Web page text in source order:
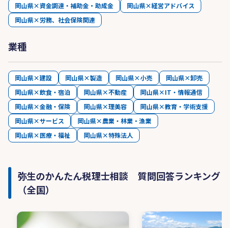
岡山県×資金調達・補助金・助成金
岡山県×経営アドバイス
岡山県×労務、社会保険関連
業種
岡山県×建設 岡山県×製造 岡山県×小売
岡山県×卸売
岡山県×飲食・宿泊
岡山県×不動産
岡山県×IT・情報通信
岡山県×金融・保険
岡山県×理美容
岡山県×教育・学術支援
岡山県×サービス
岡山県×農業・林業・漁業
岡山県×医療・福祉
岡山県×特殊法人
弥生のかんたん税理士相談 質問回答ランキング
（全国）